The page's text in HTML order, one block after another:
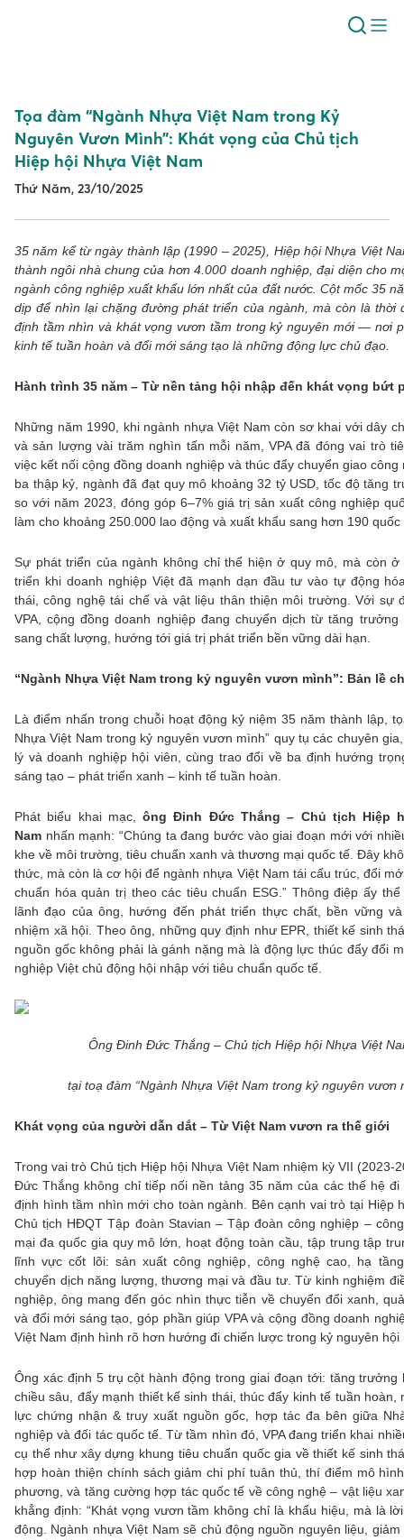
Tọa đàm “Ngành Nhựa Việt Nam trong Kỷ
Nguyên Vươn Mình”: Khát vọng của Chủ tịch
Hiệp hội Nhựa Việt Nam
Thứ Năm, 23/10/2025
35 năm kể từ ngày thành lập (1990 – 2025), Hiệp hội Nhựa Việt
thành ngôi nhà chung của hơn 4.000 doanh nghiệp, đại diện cho
ngành công nghiệp xuất khẩu lớn nhất của đất nước. Cột mốc 35
dịp để nhìn lại chặng đường phát triển của ngành, mà còn là thời
định tầm nhìn và khát vọng vươn tầm trong kỷ nguyên mới — nơi
kinh tế tuần hoàn và đổi mới sáng tạo là những động lực chủ đạo.
Hành trình 35 năm – Từ nền tảng hội nhập đến khát vọng bứt
Những năm 1990, khi ngành nhựa Việt Nam còn sơ khai với dây
và sản lượng vài trăm nghìn tấn mỗi năm, VPA đã đóng vai trò
việc kết nối cộng đồng doanh nghiệp và thúc đẩy chuyển giao công
ba thập kỷ, ngành đã đạt quy mô khoảng 32 tỷ USD, tốc độ tăng
so với năm 2023, đóng góp 6–7% giá trị sản xuất công nghiệp
làm cho khoảng 250.000 lao động và xuất khẩu sang hơn 190 quốc
Sự phát triển của ngành không chỉ thể hiện ở quy mô, mà còn
triển khi doanh nghiệp Việt đã mạnh dạn đầu tư vào tự động
thái, công nghệ tái chế và vật liệu thân thiện môi trường. Với sự
VPA, cộng đồng doanh nghiệp đang chuyển dịch từ tăng
sang chất lượng, hướng tới giá trị phát triển bền vững dài hạn.
“Ngành Nhựa Việt Nam trong kỷ nguyên vươn mình”: Bản lề
Là điểm nhấn trong chuỗi hoạt động kỷ niệm 35 năm thành lập,
Nhựa Việt Nam trong kỷ nguyên vươn mình” quy tụ các chuyên
lý và doanh nghiệp hội viên, cùng trao đổi về ba định hướng
sáng tạo – phát triển xanh – kinh tế tuần hoàn.
Phát biểu khai mạc,ông Đinh Đức Thắng – Chủ tịch Hiệp
Nam nhấn mạnh: “Chúng ta đang bước vào giai đoạn mới với
khe về môi trường, tiêu chuẩn xanh và thương mại quốc tế. Đây
thức, mà còn là cơ hội để ngành nhựa Việt Nam tái cấu trúc, đổi
chuẩn hóa quản trị theo các tiêu chuẩn ESG.” Thông điệp ấy
lãnh đạo của ông, hướng đến phát triển thực chất, bền vững
nhiệm xã hội. Theo ông, những quy định như EPR, thiết kế sinh
nguồn gốc không phải là gánh nặng mà là động lực thúc đẩy đổi
nghiệp Việt chủ động hội nhập với tiêu chuẩn quốc tế.
Ông Đinh Đức Thắng – Chủ tịch Hiệp hội Nhựa Việt
tại toạ đàm “Ngành Nhựa Việt Nam trong kỷ nguyên vươn
Khát vọng của người dẫn dắt – Từ Việt Nam vươn ra thế giới
Trong vai trò Chủ tịch Hiệp hội Nhựa Việt Nam nhiệm kỳ VII (2023-
Đức Thắng không chỉ tiếp nối nền tảng 35 năm của các thế hệ
định hình tầm nhìn mới cho toàn ngành. Bên cạnh vai trò tại Hiệp
Chủ tịch HĐQT Tập đoàn Stavian – Tập đoàn công nghiệp –
mại đa quốc gia quy mô lớn, hoạt động toàn cầu, tập trung tập
lĩnh vực cốt lõi: sản xuất công nghiệp, công nghệ cao, hạ
chuyển dịch năng lượng, thương mại và đầu tư. Từ kinh nghiệm
nghiệp, ông mang đến góc nhìn thực tiễn về chuyển đổi xanh,
và đổi mới sáng tạo, góp phần giúp VPA và cộng đồng doanh
Việt Nam định hình rõ hơn hướng đi chiến lược trong kỷ nguyên hội
Ông xác định 5 trụ cột hành động trong giai đoạn tới: tăng trưởng
chiều sâu, đẩy mạnh thiết kế sinh thái, thúc đẩy kinh tế tuần hoàn,
lực chứng nhận & truy xuất nguồn gốc, hợp tác đa bên giữa
nghiệp và đối tác quốc tế. Từ tầm nhìn đó, VPA đang triển khai
cụ thể như xây dựng khung tiêu chuẩn quốc gia về thiết kế sinh
hợp hoàn thiện chính sách giảm chi phí tuân thủ, thí điểm mô
phương, và tăng cường hợp tác quốc tế về công nghệ – vật liệu
khẳng định: “Khát vọng vươn tầm không chỉ là khẩu hiệu, mà là
động. Ngành nhựa Việt Nam sẽ chủ động nguồn nguyên liệu,